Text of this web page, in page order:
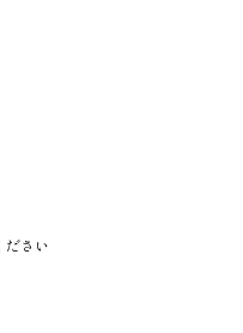
ださい